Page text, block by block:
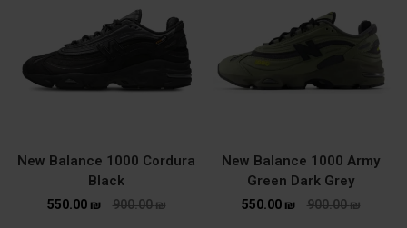
New Balance 1000 Army
Green Dark Grey
900.00₪
550.00 ₪
New Balance 1000 Cordura
Black
900.00₪
550.00 ₪